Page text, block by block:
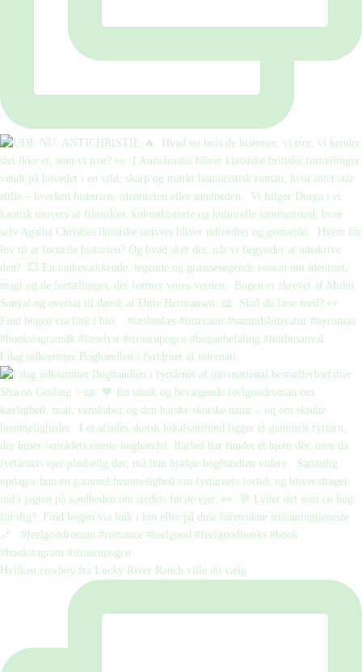
I dag udkommer Boghandlen i fyrtårnet af internati
Hvilken cowboy fra Lucky River Ranch ville du vælg